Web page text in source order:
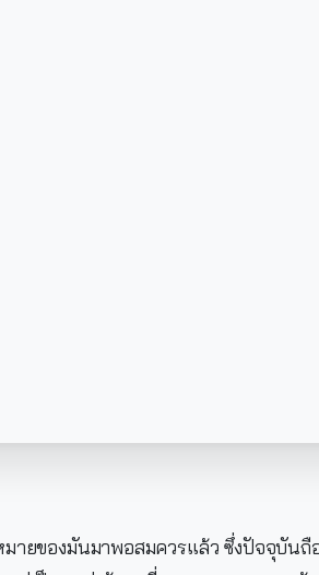
ายของมันมาพอสมควรแล้ว ซึ่งปัจจุบัน